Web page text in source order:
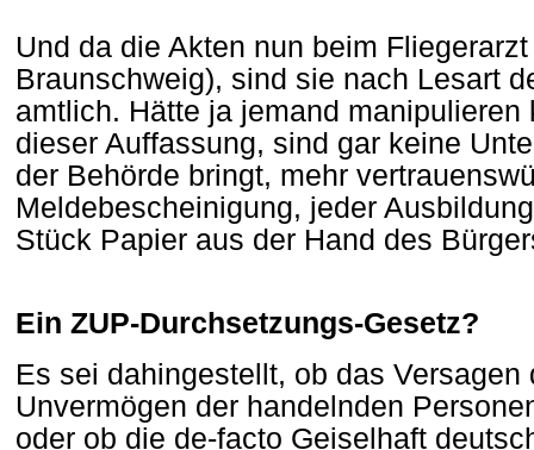
Und da die Akten nun beim
Braunschweig), sind sie nach Lesart
amtlich. Hätte ja jemand manipulieren
dieser Auffassung, sind gar keine
der Behörde bringt, mehr
Meldebescheinigung, jeder
Stück Papier aus der Hand des
Ein ZUP-Durchsetzungs-Gesetz?
Es sei dahingestellt, ob das
Unvermögen der handelnden
oder ob die de-facto Geiselhaft